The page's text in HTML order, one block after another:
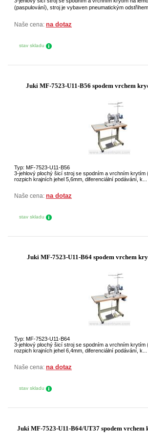
(paspulování), stroj je vybaven pneumatickým
Naše cena: na dotaz
stav skladu
Juki MF-7523-U11-B56 spodem vrchem
Typ: MF-7523-U11-B56
3-jehlový plochý šicí stroj se spodním a vrchním krytím
rozpich krajních jehel 5,6mm, diferenciální podávání, k...
Naše cena: na dotaz
stav skladu
Juki MF-7523-U11-B64 spodem vrchem
Typ: MF-7523-U11-B64
3-jehlový plochý šicí stroj se spodním a vrchním krytím
rozpich krajních jehel 6,4mm, diferenciální podávání, k...
Naše cena: na dotaz
stav skladu
Juki MF-7523-U11-B64/UT37 spodem vrchem